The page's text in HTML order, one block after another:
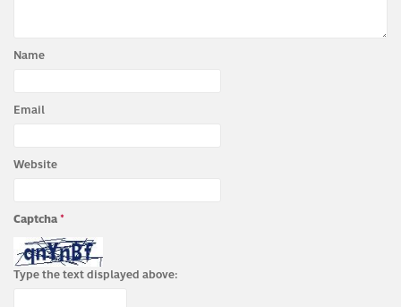
Name
Email
Website
Captcha*
Type the text displayed above: